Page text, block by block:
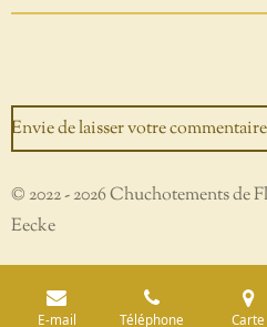
Envie de laisser votre commentaire
© 2022 - 2026 Chuchotements de
Eecke
E-mail Téléphone Carte